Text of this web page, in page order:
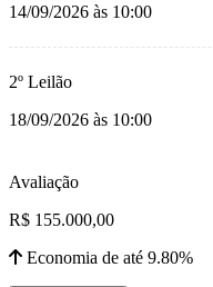
14/09/2026 às 10:00
2º Leilão
18/09/2026 às 10:00
Avaliação
R$ 155.000,00
Economia de até 9.80%